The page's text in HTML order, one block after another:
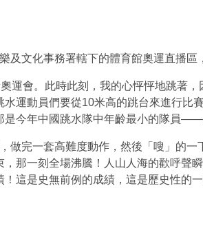
文化事務署轄下的體育館奧運直播
會。此時此刻，我的心怦怦地跳著
運動員們要從10米高的跳台來進行
今年中國跳水隊中年齡最小的隊員——
完一套高難度動作，然後「嗖」的
那一刻全場沸騰！人山人海的歡呼聲
這是史無前例的成績，這是歷史性的